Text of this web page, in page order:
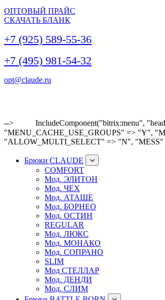
ОПТОВЫЙ ПРАЙС
СКАЧАТЬ БЛАНК
+7 (925) 589-55-36
+7 (495) 981-54-32
opt@claude.ru
-->
IncludeComponent("bitrix:menu",
"MENU_CACHE_USE_GROUPS" => "Y",
"ALLOW_MULTI_SELECT" => "N", "MESS"
Брюки CLAUDE
COMFORT
Мод. ЭЛИТОН
Мод. ЧЕХ
Мод. АТАШЕ
Мод. БОРНЕО
Мод. ОСТИН
REGULAR
Мод. ЛЮКС
Мод. МОНАКО
Мод. СОПРАНО
SLIM
Мод СТЕЛЛАР
Мод. ДЕНДИ
Мод. СЛИМ